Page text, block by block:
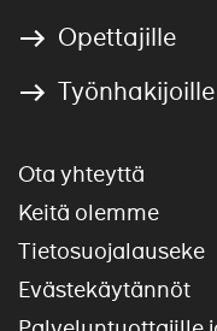
Opettajille
Työnhakijoille
Ota yhteyttä
Keitä olemme
Tietosuojalauseke
Evästekäytännöt